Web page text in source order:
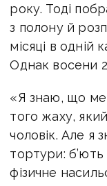
року. Тоді
з полону й
місяці в одній
Однак восени
«Я знаю, що
того жаху,
чоловік. Але я
тортури:
фізичне